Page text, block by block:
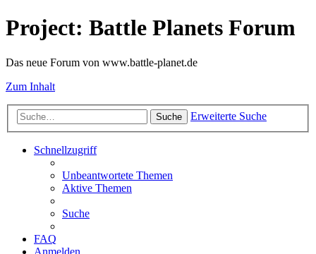
Project: Battle Planets Forum
Das neue Forum von www.battle-planet.de
Zum Inhalt
Suche Erweiterte Suche
Schnellzugriff
Unbeantwortete Themen
Aktive Themen
Suche
FAQ